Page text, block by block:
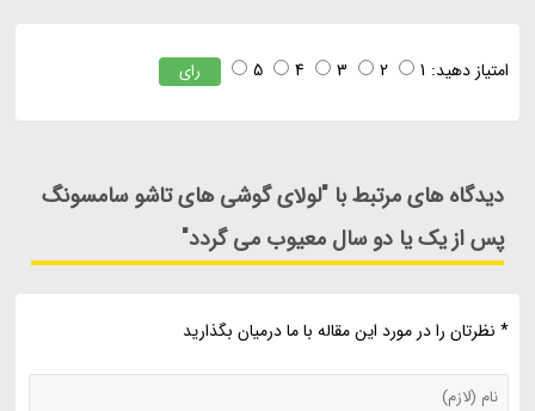
امتیاز دهید: 1
2
3
4
5 رای
دیدگاه های مرتبط با "لولای گوشی های تاشو سامسونگ
پس از یک یا دو سال معیوب می گردد"
* نظرتان را در مورد این مقاله با ما درمیان بگذارید